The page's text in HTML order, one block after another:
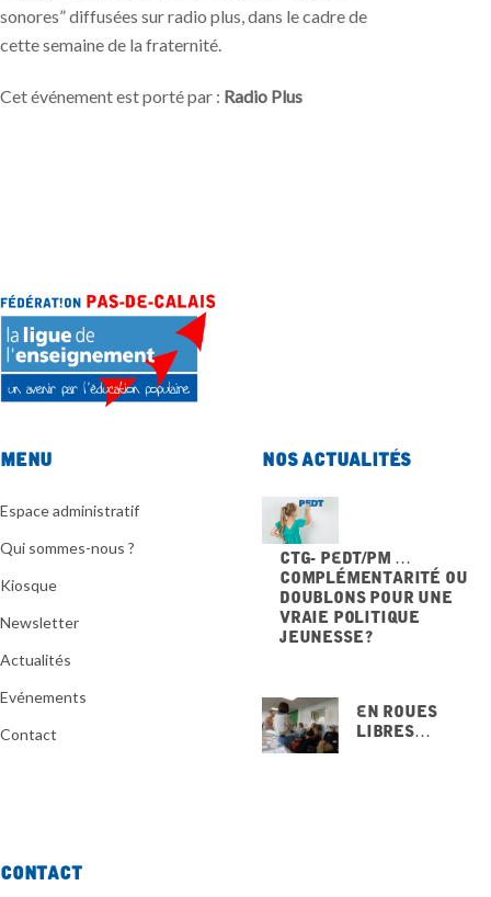
sonores” diffusées sur radio plus, dans le cadre de
cette semaine de la fraternité.
Cet événement est porté par : Radio Plus
Menu
Espace administratif
Qui sommes-nous ?
Kiosque
Newsletter
Actualités
Evénements
Contact
Nos actualités
CTG- PEdT/PM …
Complémentarité ou
doublons pour une
vraie politique
jeunesse ?
En Roues
Libres…
Contact